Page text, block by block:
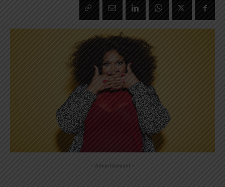
- Advertisement -